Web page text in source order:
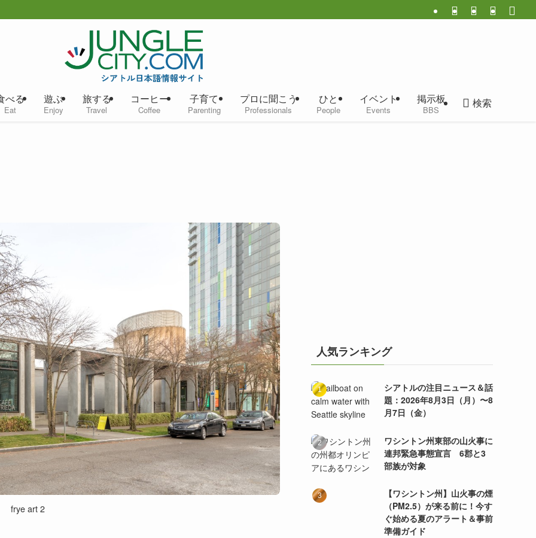
べる
Eat
遊ぶ
Enjoy
旅する
Travel
コーヒー
Coffee
子育て
Parenting
プロに聞こう
Professionals
ひと
People
イベント
Events
掲示板
BBS
検索
frye art 2
人気ランキング
シアトルの注目ニュース＆話
題：2026年8月3日（月）〜8
月7日（金）
ワシントン州東部の山火事に
連邦緊急事態宣言 6郡と3
部族が対象
【ワシントン州】山火事の煙
（PM2.5）が来る前に！今す
ぐ始める夏のアラート＆事前
準備ガイド